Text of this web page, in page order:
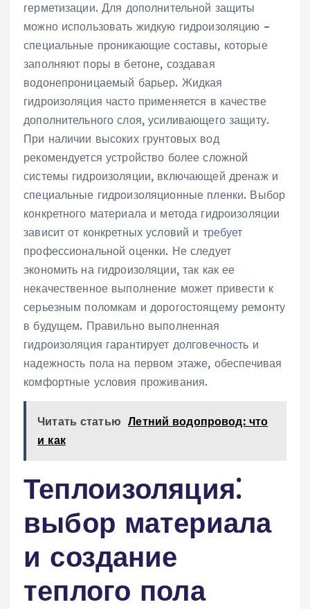
герметизации. Для дополнительной защиты
можно использовать жидкую гидроизоляцию –
специальные проникающие составы, которые
заполняют поры в бетоне, создавая
водонепроницаемый барьер. Жидкая
гидроизоляция часто применяется в качестве
дополнительного слоя, усиливающего защиту.
При наличии высоких грунтовых вод
рекомендуется устройство более сложной
системы гидроизоляции, включающей дренаж и
специальные гидроизоляционные пленки. Выбор
конкретного материала и метода гидроизоляции
зависит от конкретных условий и требует
профессиональной оценки. Не следует
экономить на гидроизоляции, так как ее
некачественное выполнение может привести к
серьезным поломкам и дорогостоящему ремонту
в будущем. Правильно выполненная
гидроизоляция гарантирует долговечность и
надежность пола на первом этаже, обеспечивая
комфортные условия проживания.
Читать статью Летний водопровод: что
и как
Теплоизоляция⁚
выбор материала
и создание
теплого пола